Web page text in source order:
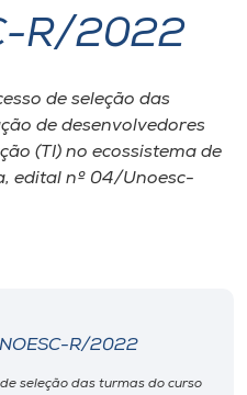
R/2022
de seleção das
de desenvolvedores
(TI) no ecossistema de
edital nº 04/Unoesc-
R/2022
seleção das turmas do curso